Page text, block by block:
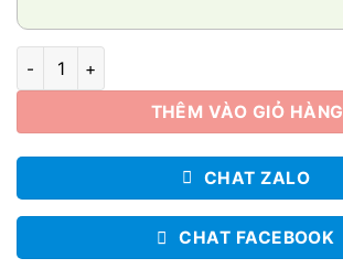
Autumn 01 số lượng
THÊM VÀO GIỎ HÀNG
CHAT ZALO
CHAT FACEBOOK